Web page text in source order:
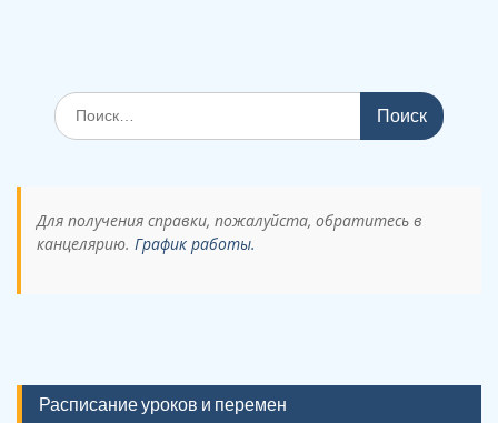
Поиск
по:
Для получения справки, пожалуйста, обратитесь в
канцелярию. График работы.
Расписание уроков и перемен